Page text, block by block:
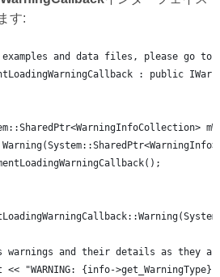
す:
examples and data files, please go to
: public
warnings and their details as they
<< "WARNING: {info->get_WarningType}